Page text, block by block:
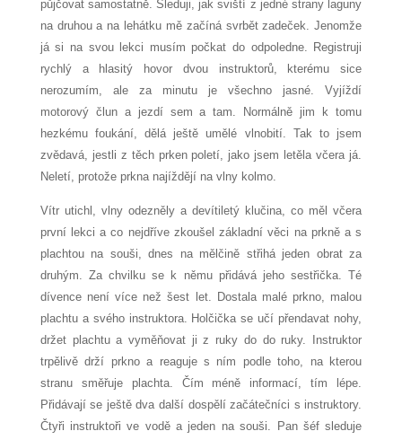
půjčovat samostatně. Sleduji, jak sviští z jedné strany laguny
na druhou a na lehátku mě začíná svrbět zadeček. Jenomže
já si na svou lekci musím počkat do odpoledne. Registruji
rychlý a hlasitý hovor dvou instruktorů, kterému sice
nerozumím, ale za minutu je všechno jasné. Vyjíždí
motorový člun a jezdí sem a tam. Normálně jim k tomu
hezkému foukání, dělá ještě umělé vlnobití. Tak to jsem
zvědavá, jestli z těch prken poletí, jako jsem letěla včera já.
Neletí, protože prkna najíždějí na vlny kolmo.
Vítr utichl, vlny odezněly a devítiletý klučina, co měl včera
první lekci a co nejdříve zkoušel základní věci na prkně a s
plachtou na souši, dnes na mělčině střihá jeden obrat za
druhým. Za chvilku se k němu přidává jeho sestřička. Té
dívence není více než šest let. Dostala malé prkno, malou
plachtu a svého instruktora. Holčička se učí přendavat nohy,
držet plachtu a vyměňovat ji z ruky do do ruky. Instruktor
trpělivě drží prkno a reaguje s ním podle toho, na kterou
stranu směřuje plachta. Čím méně informací, tím lépe.
Přidávají se ještě dva další dospělí začátečníci s instruktory.
Čtyři instruktoři ve vodě a jeden na souši. Pan šéf sleduje